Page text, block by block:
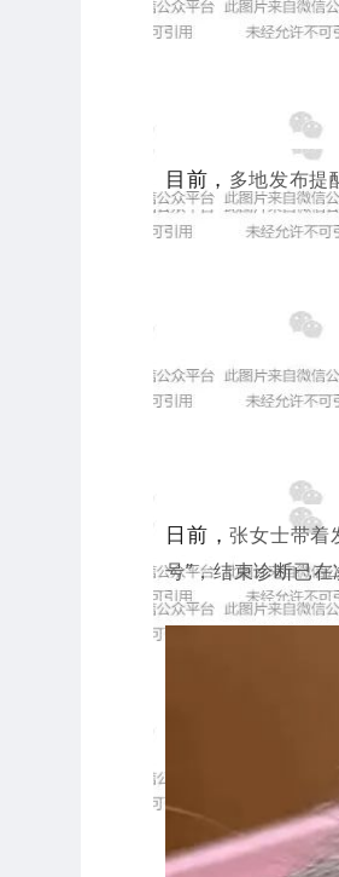
目前， 多地发布提
日前，张女士带着
号”，结束诊断已